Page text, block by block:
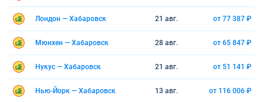
Лондон — Хабаровск 21 авг. от 77 387 ₽
Мюнхен — Хабаровск 28 авг. от 65 847 ₽
Нукус — Хабаровск 21 авг. от 51 141 ₽
Нью-Йорк — Хабаровск 13 авг. от 116 006 ₽